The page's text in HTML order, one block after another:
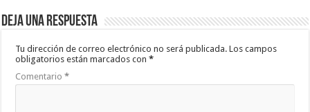
Deja una respuesta
Tu dirección de correo electrónico no será publicada. Los campos
obligatorios están marcados con*
Comentario*